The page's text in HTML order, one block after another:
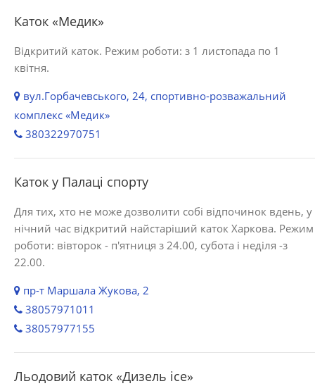
Каток «Медик»
Відкритий каток. Режим роботи: з 1 листопада по 1
квітня.
вул.Горбачевського, 24, спортивно-розважальний
комплекс «Медик»
380322970751
Каток у Палаці спорту
Для тих, хто не може дозволити собі відпочинок вдень, у
нічний час відкритий найстаріший каток Харкова. Режим
роботи: вівторок - п'ятниця з 24.00, субота і неділя -з
22.00.
пр-т Маршала Жукова, 2
38057971011
38057977155
Льодовий каток «Дизель ice»